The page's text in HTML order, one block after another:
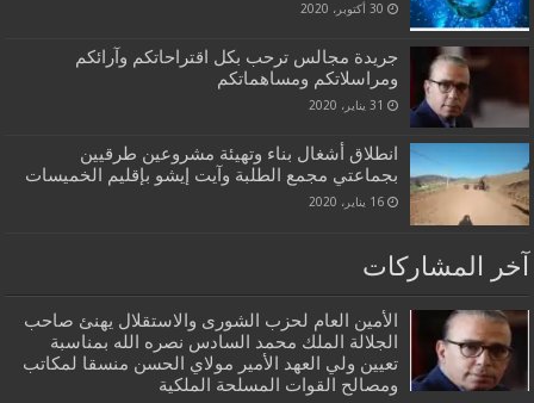
30 أكتوبر، 2020
جريدة مجالس ترحب بكل اقتراحاتكم وآرائكم
ومراسلاتكم ومساهماتكم
31 يناير، 2020
انطلاق أشغال بناء وتهيئة مشروعين طرقيين
بجماعتي مجمع الطلبة وآيت إيشو بإقليم الخميسات
16 يناير، 2020
آخر المشاركات
الأمين العام لحزب الشورى والاستقلال يهنئ صاحب
الجلالة الملك محمد السادس نصره الله بمناسبة
تعيين ولي العهد الأمير مولاي الحسن منسقا لمكاتب
ومصالح القوات المسلحة الملكية